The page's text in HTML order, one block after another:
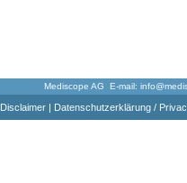
Mediscope AG E-mail:
Disclaimer| Datenschutzerklärung /